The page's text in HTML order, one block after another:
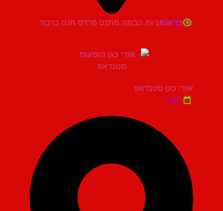
מרכז אומניות הבמה מתנס פרדס חנה כרכור
21:30
אודי כגן סטנדאפ
יום ו'